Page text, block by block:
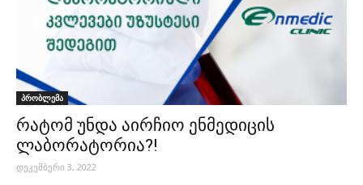
პრობლემა
რატომ უნდა აირჩიო ენმედიცის
ლაბორატორია?!
დეკემბერი 3, 2022